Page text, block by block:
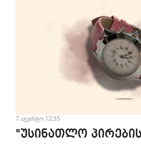
7 აგვისტო 12:35
"უსინათლო